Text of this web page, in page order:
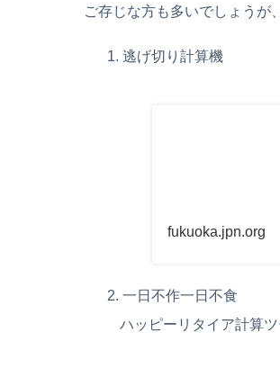
ご存じな方も多いでしょうが
逃げ切り計算機
fukuoka.jpn.org
一日不作一日不食
ハッピーリタイア計算